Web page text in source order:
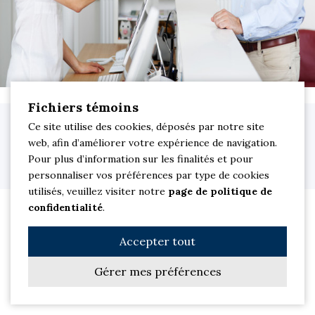
Clinique dentaire M Sourire. Dentiste à Saint-Jean-sur-Richelieu © 2026
Tous droits réservés.
Site Web par
Les Solutions PowerSurfer| Membre du réseau
jetrouvemondentiste
Politique de confidentialité
Fichiers témoins
Ce site utilise des cookies, déposés par notre site
web, afin d’améliorer votre expérience de navigation.
Pour plus d’information sur les finalités et pour
personnaliser vos préférences par type de cookies
utilisés, veuillez visiter notre page de politique de
confidentialité.
Accepter tout
Gérer mes préférences